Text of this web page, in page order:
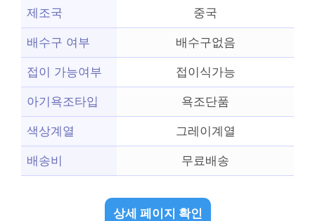
제조국 중국
배수구 여부 배수구없음
접이 가능여부 접이식가능
아기욕조타입 욕조단품
색상계열 그레이계열
배송비 무료배송
상세 페이지 확인